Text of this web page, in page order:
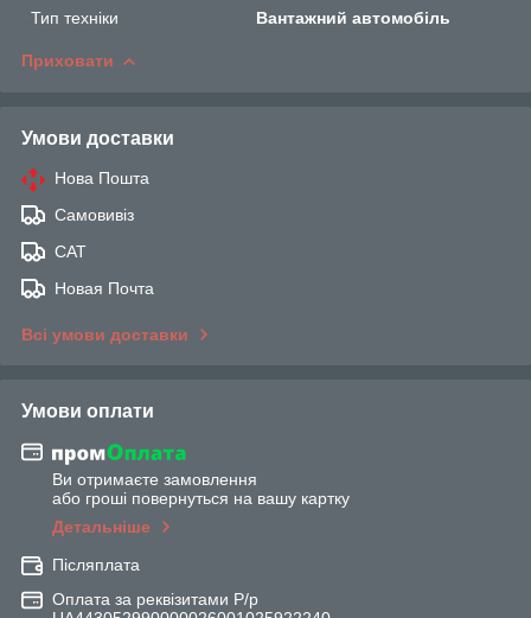
Тип техніки
Вантажний автомобіль
Приховати
Умови доставки
Нова Пошта
Самовивіз
САТ
Новая Почта
Всі умови доставки
Умови оплати
Ви отримаєте замовлення
або гроші повернуться на вашу картку
Детальніше
Післяплата
Оплата за реквізитами Р/р